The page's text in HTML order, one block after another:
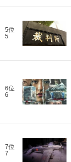
5位
5
6位
6
7位
7